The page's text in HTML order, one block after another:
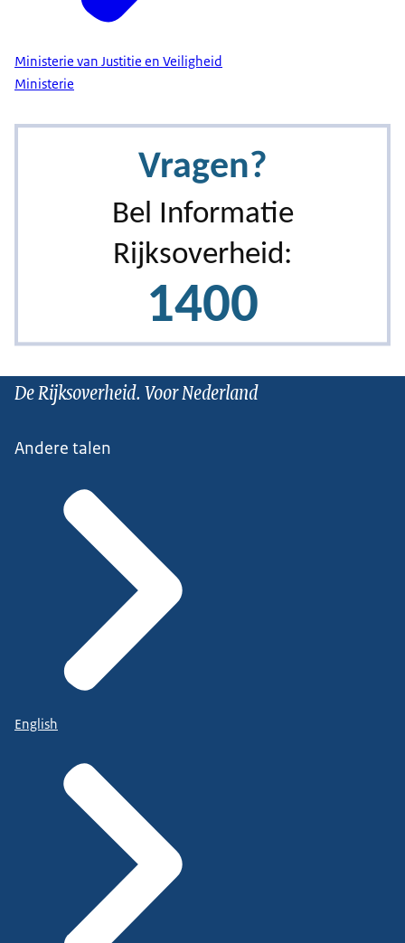
Ministerie van Justitie en Veiligheid
Ministerie
De Rijksoverheid. Voor Nederland
Andere talen
English